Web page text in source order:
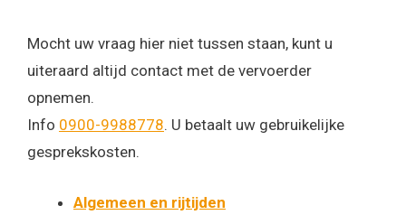
Mocht uw vraag hier niet tussen staan, kunt u
uiteraard altijd contact met de vervoerder
opnemen.
Info 0900-9988778. U betaalt uw gebruikelijke
gesprekskosten.
Algemeen en rijtijden